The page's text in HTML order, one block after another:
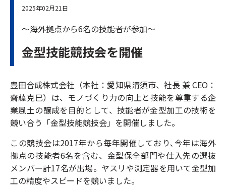
2025年02月21日
～海外拠点から6名の技能者が参加～
金型技能競技会を開催
豊田合成株式会社（本社：愛知県清須市、社長 兼 CEO：
齋藤克巳）は、モノづくり力の向上と技能を尊重する企
業風土の醸成を目的として、技能者が金型加工の技術を
競い合う「金型技能競技会」を開催しました。
この競技会は2017年から毎年開催しており､今年は海外
拠点の技能者6名を含む、金型保全部門や仕入先の選抜
メンバー計17名が出場。ヤスリや測定器を用いて金型加
工の精度やスピードを競いました。